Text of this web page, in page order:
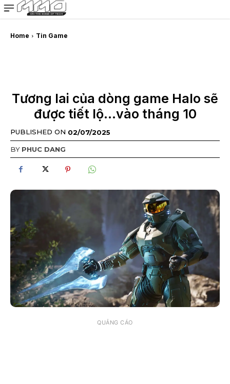
MMOSITE - Thông tin công nghệ
Bài viết nổi bật
Home Tin Game
Tương lai của dòng game Halo sẽ
được tiết lộ…vào tháng 10
PUBLISHED ON 02/07/2025
BY PHUC DANG
QUẢNG CÁO